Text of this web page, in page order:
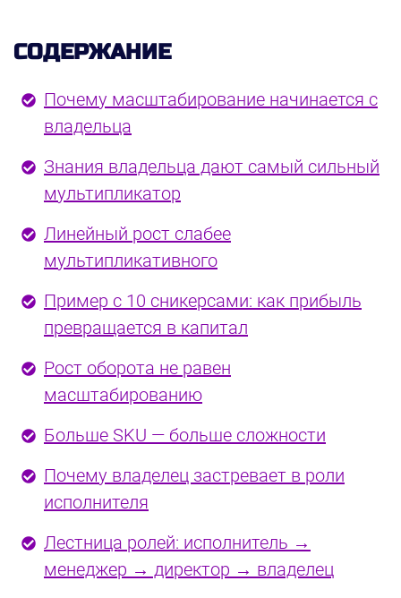
СОДЕРЖАНИЕ
Почему масштабирование начинается с
владельца
Знания владельца дают самый сильный
мультипликатор
Линейный рост слабее
мультипликативного
Пример с 10 сникерсами: как прибыль
превращается в капитал
Рост оборота не равен
масштабированию
Больше SKU — больше сложности
Почему владелец застревает в роли
исполнителя
Лестница ролей: исполнитель →
менеджер → директор → владелец